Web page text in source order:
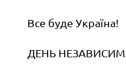
Все буде Україна!
ДЕНЬ